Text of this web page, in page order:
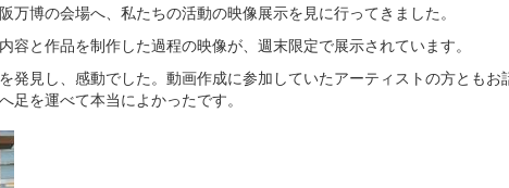
博の会場へ、私たちの活動の映像展示を見に行ってきました。
と作品を制作した過程の映像が、週末限定で展示されています。
見し、感動でした。動画作成に参加していたアーティストの方ともお
足を運べて本当によかったです。